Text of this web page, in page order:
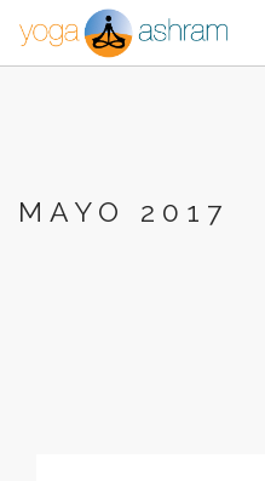
CONTACTA
MAYO 2017